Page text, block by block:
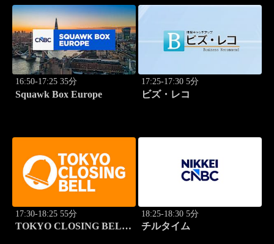
16:50-17:25 35分
Squawk Box Europe
17:25-17:30 5分
ビズ・レコ
17:30-18:25 55分
TOKYO CLOSING BELL
18:25-18:30 5分
チルタイム